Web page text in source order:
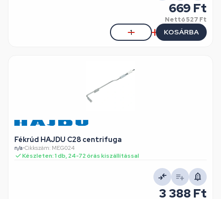
669 Ft
Nettó527 Ft
KOSÁRBA
Fékrúd HAJDU C28 centrifuga
n/a•Cikkszám: MEG024
Készleten: 1 db, 24-72 órás kiszállítással
3 388 Ft